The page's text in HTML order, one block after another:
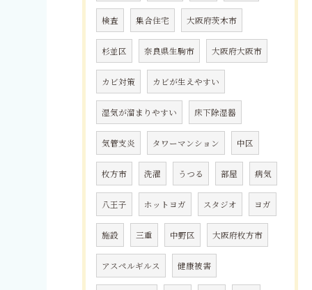
検査 集合住宅 大阪府茨木市
杉並区 奈良県生駒市 大阪府大阪市
カビ対策 カビが生えやすい
湿気が溜まりやすい 床下除湿器
気管支炎 タワーマンション 中区
枚方市 洗濯 うつる 部屋 病気
八王子 ホットヨガ スタジオ ヨガ
施設 三重 中野区 大阪府枚方市
アスペルギルス 健康被害